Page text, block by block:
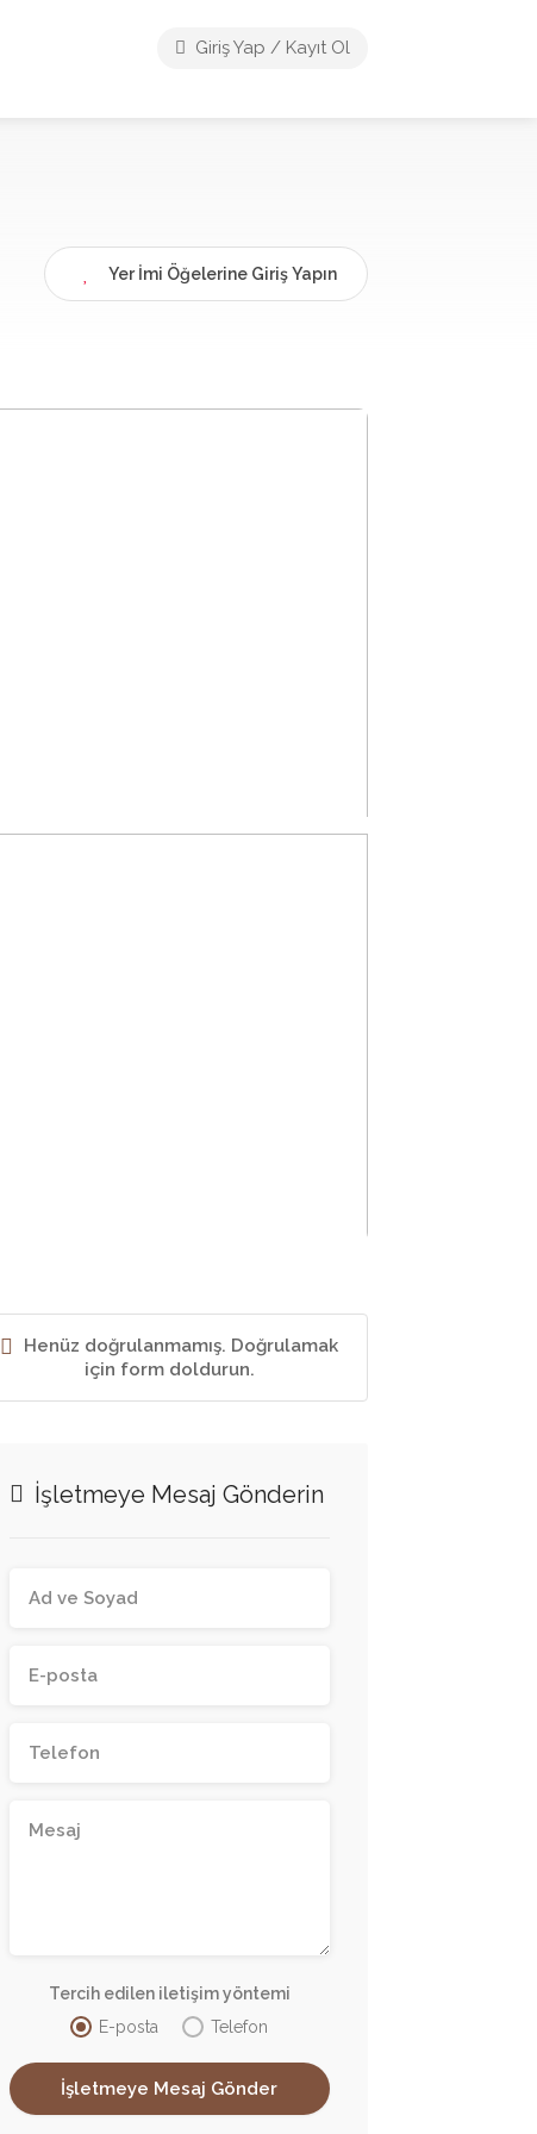
Giriş Yap / Kayıt Ol
Yer İmi Öğelerine Giriş Yapın
Henüz doğrulanmamış. Doğrulamak
için form doldurun.
İşletmeye Mesaj Gönderin
Tercih edilen iletişim yöntemi
E-posta
Telefon